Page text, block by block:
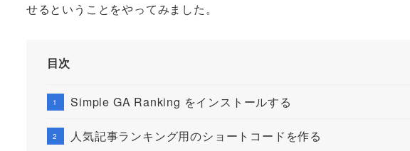
せるということをやってみました。
目次
Simple GA Ranking をインストールする
人気記事ランキング用のショートコードを作る